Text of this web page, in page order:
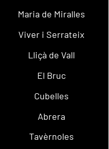
Maria de Miralles
Viver i Serrateix
Lliçà de Vall
El Bruc
Cubelles
Abrera
Tavèrnoles